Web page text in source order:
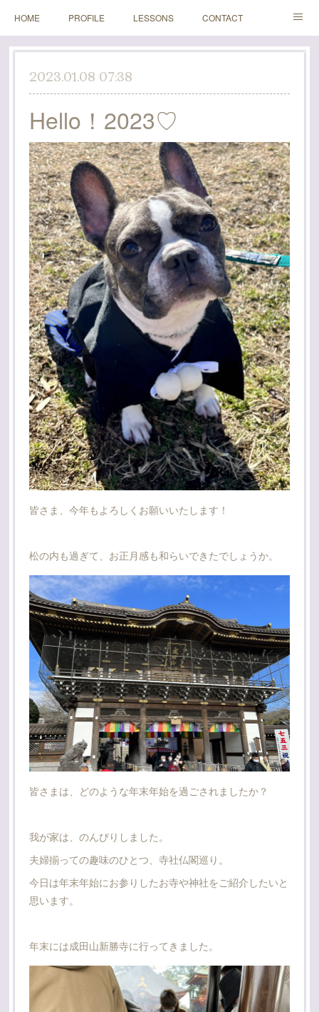
HOME PROFILE LESSONS CONTACT
BLOGS Instagram
2023.01.08 07:38
Hello！2023♡
皆さま、今年もよろしくお願いいたします！
松の内も過ぎて、お正月感も和らいできたでしょうか。
皆さまは、どのような年末年始を過ごされましたか？
我が家は、のんびりしました。
夫婦揃っての趣味のひとつ、寺社仏閣巡り。
今日は年末年始にお参りしたお寺や神社をご紹介したいと
思います。
年末には成田山新勝寺に行ってきました。